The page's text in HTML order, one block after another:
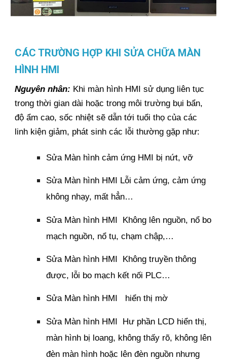
CÁC TRƯỜNG HỢP KHI SỬA CHỮA MÀN
HÌNH HMI
Nguyên nhân: Khi màn hình HMI sử dụng liên tục
trong thời gian dài hoặc trong môi trường bụi bẩn,
độ ẩm cao, sốc nhiệt sẽ dẫn tới tuổi thọ của các
linh kiện giảm, phát sinh các lỗi thường gặp như:
Sửa Màn hình cảm ứng HMI bị nứt, vỡ
Sửa Màn hình HMI Lỗi cảm ứng, cảm ứng
không nhạy, mất hẳn…
Sửa Màn hình HMI Không lên nguồn, nổ bo
mạch nguồn, nổ tụ, chạm chập,…
Sửa Màn hình HMI Không truyền thông
được, lỗi bo mạch kết nối PLC…
Sửa Màn hình HMI hiển thị mờ
Sửa Màn hình HMI Hư phần LCD hiển thị,
màn hình bị loang, không thấy rõ, không lên
đèn màn hình hoặc lên đèn nguồn nhưng